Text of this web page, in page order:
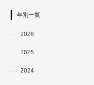
年別一覧
2026
2025
2024